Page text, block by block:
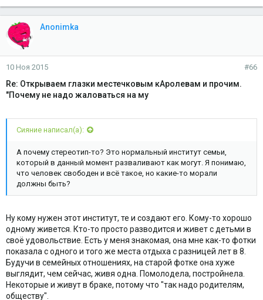
Anonimka
10 Ноя 2015 #66
Re: Открываем глазки местечковым кАролевам и прочим.
"Почему не надо жаловаться на му
Сияние написал(а):
А почему стереотип-то? Это нормальный институт семьи,
который в данный момент разваливают как могут. Я понимаю,
что человек свободен и всё такое, но какие-то морали
должны быть?
Ну кому нужен этот институт, те и создают его. Кому-то хорошо
одному живется. Кто-то просто разводится и живет с детьми в
своё удовольствие. Есть у меня знакомая, она мне как-то фотки
показала с одного и того же места отдыха с разницей лет в 8.
Будучи в семейных отношениях, на старой фотке она хуже
выглядит, чем сейчас, живя одна. Помолодела, постройнела.
Некоторые и живут в браке, потому что "так надо родителям,
обществу".